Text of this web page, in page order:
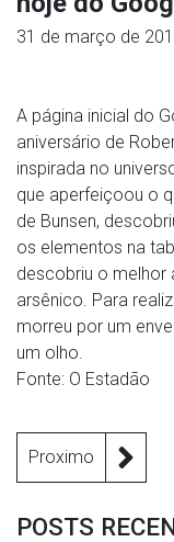
31 de março de
A página inicial do
aniversário de
inspirada no
que aperfeiçoou o
de Bunsen,
os elementos na
descobriu o
arsênico. Para
morreu por um
um olho.
Fonte: O Estadão
Proximo
POSTS